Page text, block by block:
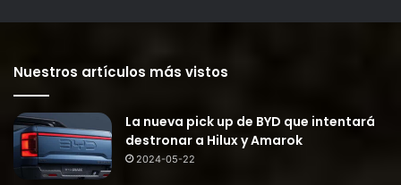
Nuestros artículos más vistos
La nueva pick up de BYD que intentará
destronar a Hilux y Amarok
2024-05-22